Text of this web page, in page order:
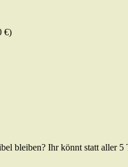
€)
bleiben? Ihr könnt statt aller